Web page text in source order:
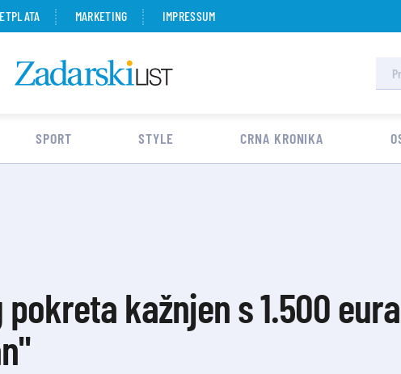
MARKETING IMPRESSUM
SPORT STYLE CRNA KRONIKA
kažnjen s 1.500